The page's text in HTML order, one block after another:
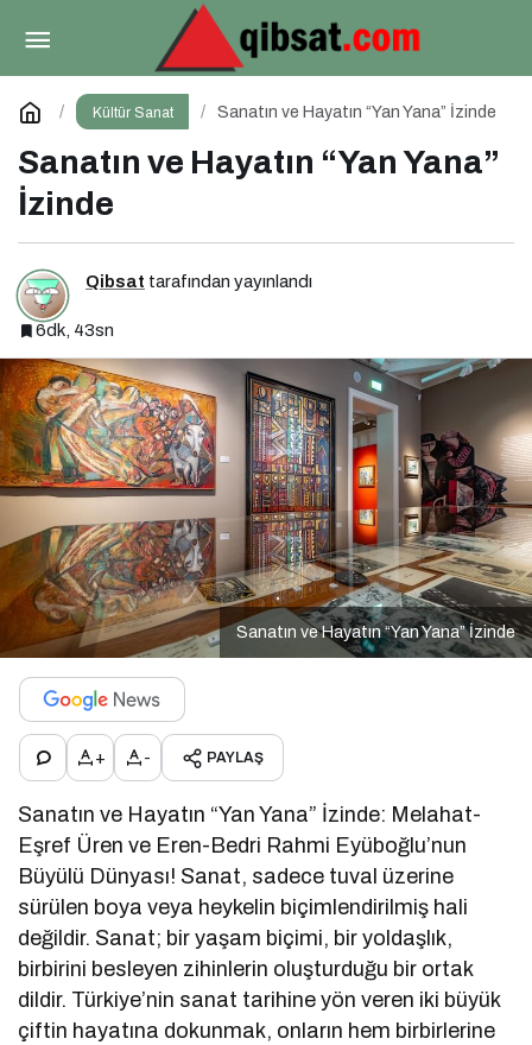
Kültür Sanat Sanatın ve Hayatın “Yan Yana” İzinde
Sanatın ve Hayatın “Yan Yana”
İzinde
Qibsat tarafından yayınlandı
6dk, 43sn
Sanatın ve Hayatın “Yan Yana” İzinde
+ - PAYLAŞ
Sanatın ve Hayatın “Yan Yana” İzinde: Melahat-
Eşref Üren ve Eren-Bedri Rahmi Eyüboğlu’nun
Büyülü Dünyası! Sanat, sadece tuval üzerine
sürülen boya veya heykelin biçimlendirilmiş hali
değildir. Sanat; bir yaşam biçimi, bir yoldaşlık,
birbirini besleyen zihinlerin oluşturduğu bir ortak
dildir. Türkiye’nin sanat tarihine yön veren iki büyük
çiftin hayatına dokunmak, onların hem birbirlerine
Zorlu PSM’de Haftanın Yıldızları (29 Haziran – 5
Temmuz)
Yorum Yap